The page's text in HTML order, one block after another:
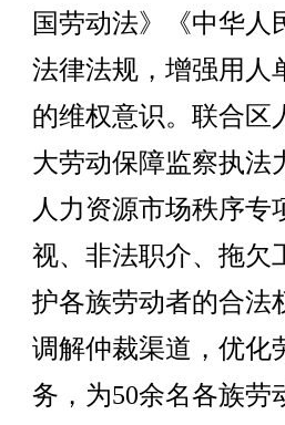
国劳动法》《中华人
法律法规，增强用人
的维权意识。联合区
大劳动保障监察执法
人力资源市场秩序
视、非法职介、拖欠
护各族劳动者的合法
调解仲裁渠道，优化
务，为50余名各族劳